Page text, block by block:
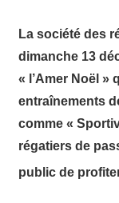
La société des
dimanche 13
« l’Amer Noël »
entraînements
comme «
régatiers de
public de